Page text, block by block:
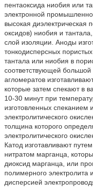
пентаоксида ниобия или
электронной
высокая диэлектрическая
оксидов) ниобия и
слой изоляции. Аноды
тонкодисперсных
тантала или ниобия в
соответствующей
агломератов
которые затем спекают в
10-30 минут при
изготовленных
электролитического
толщина которого
электролитического
Катод изготавливают
нитратом марганца,
диоксид марганца, или
полимерного
дисперсией